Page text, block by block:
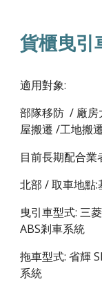
貨櫃曳引
適用對象:
部隊移防 / 廠房
屋搬遷 /工地搬
目前長期配合業
北部 / 取車地點:
曳引車型式: 三
ABS剎車系統
拖車型式: 省輝
系統